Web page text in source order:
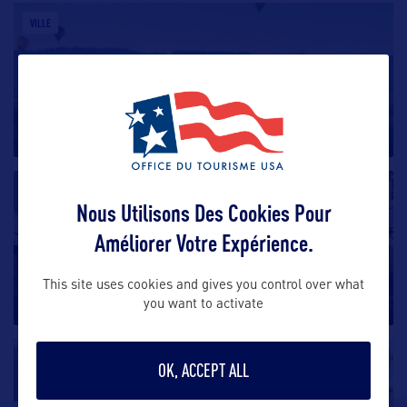
VILLE
A 90 km à l’ouest de Philadelphie se trouve Lancaster.
Harrisburg
Située au bord du fleuve Susquehanna qui se jette
dans la baie de Chesapeake,
Nous Utilisons Des Cookies Pour
Améliorer Votre Expérience.
This site uses cookies and gives you control over what
you want to activate
OK, ACCEPT ALL